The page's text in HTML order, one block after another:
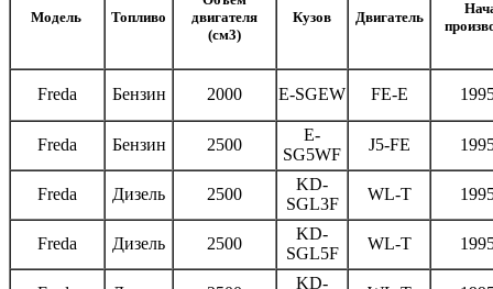
Модель Топливо
двигателя
(см3)
Кузов Двигатель
Freda Бензин 2000 E-SGEW FE-E
Freda Бензин 2500
E-
SG5WF
J5-FE
Freda Дизель 2500
KD-
SGL3F
WL-T
Freda Дизель 2500
KD-
SGL5F
WL-T
KD-